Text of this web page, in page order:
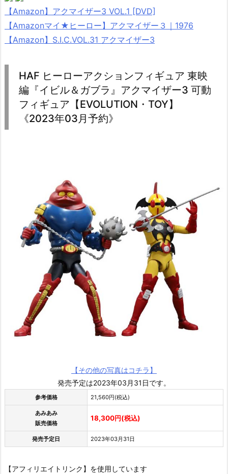
【Amazon】アクマイザー3 VOL.1 [DVD]
【Amazonマイ★ヒーロー】アクマイザー３｜1976
【Amazon】S.I.C.VOL.31 アクマイザー3
HAF ヒーローアクションフィギュア 東映
編『イビル＆ガブラ』アクマイザー3 可動
フィギュア【EVOLUTION・TOY】
《2023年03月予約》
【その他の写真はコチラ】
発売予定は2023年03月31日です。
参考価格 21,560円(税込)
あみあみ
販売価格
18,300円(税込)
発売予定日 2023年03月31日
【アフィリエイトリンク】を使用しています